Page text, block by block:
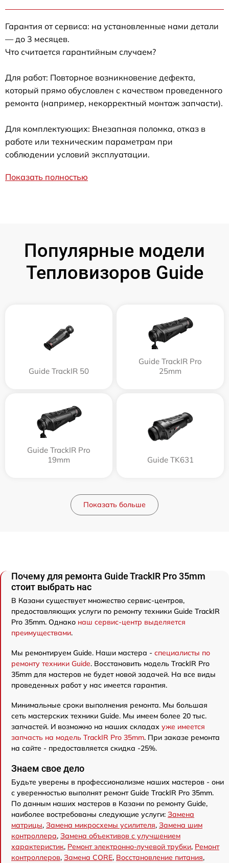
Гарантия от сервиса: на установленные нами детали
— до 3 месяцев.
Что считается гарантийным случаем?
Для работ: Повторное возникновение дефекта,
который прямо обусловлен с качеством проведенного
ремонта (например, некорректный монтаж запчасти).
Для комплектующих: Внезапная поломка, отказ в
работе или техническим параметрам при
соблюдении условий эксплуатации.
Показать полностью
Популярные модели
Тепловизоров Guide
Guide TrackIR 50
Guide TrackIR Pro
25mm
Guide TrackIR Pro
19mm
Guide TK631
Показать больше
Почему для ремонта Guide TrackIR Pro 35mm
стоит выбрать нас
В Казани существует множество сервис-центров,
предоставляющих услуги по ремонту техники Guide TrackIR
Pro 35mm. Однако наш сервис-центр выделяется
преимуществами.
Мы ремонтируем Guide. Наши мастера - специалисты по
ремонту техники Guide. Восстановить модель TrackIR Pro
35mm для мастеров не будет новой задачей. На все виды
проведенных работ у нас имеется гарантия.
Минимальные сроки выполнения ремонта. Мы большая
сеть мастерских техники Guide. Мы имеем более 20 тыс.
запчастей. И возможно на наших складах уже имеется
запчасть на модель TrackIR Pro 35mm. При заказе ремонта
на сайте - предоставляется скидка -25%.
Знаем свое дело
Будьте уверены в профессионализме наших мастеров - они
с уверенностью выполнят ремонт Guide TrackIR Pro 35mm.
По данным наших мастеров в Казани по ремонту Guide,
наиболее востребованы следующие услуги: Замена
матрицы, Замена микросхемы усилителя, Замена шим
контроллера, Замена объективов с улучшением
характеристик, Ремонт электронно-лучевой трубки, Ремонт
контроллеров, Замена CORE, Восстановление питания,